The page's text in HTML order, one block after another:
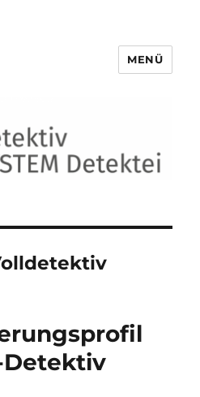
Detektei ®
MENÜ
Detektiv